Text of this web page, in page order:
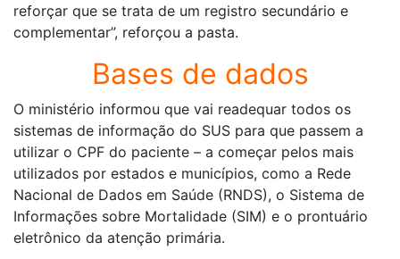
reforçar que se trata de um registro secundário e
complementar”, reforçou a pasta.
Bases de dados
O ministério informou que vai readequar todos os
sistemas de informação do SUS para que passem a
utilizar o CPF do paciente – a começar pelos mais
utilizados por estados e municípios, como a Rede
Nacional de Dados em Saúde (RNDS), o Sistema de
Informações sobre Mortalidade (SIM) e o prontuário
eletrônico da atenção primária.